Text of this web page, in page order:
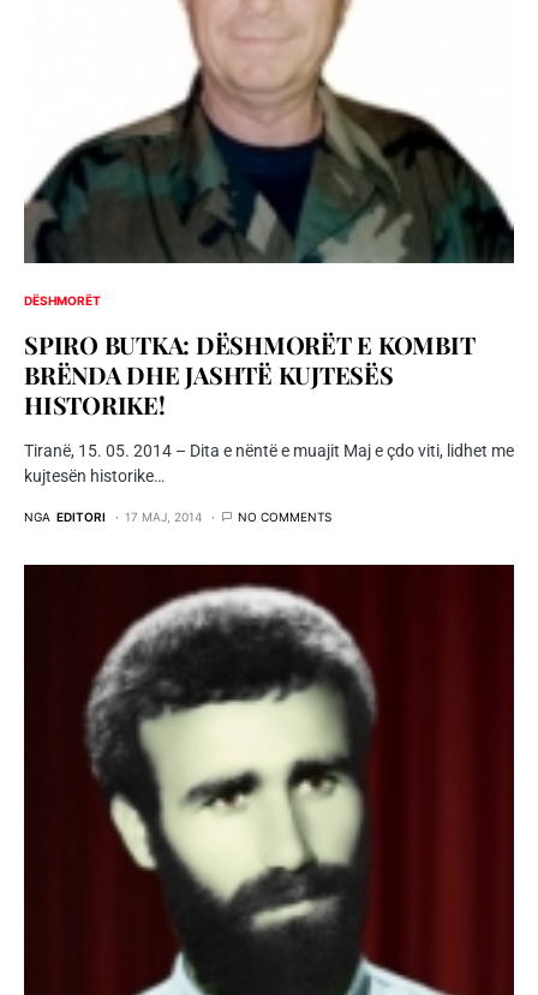
DËSHMORËT
SPIRO BUTKA: DËSHMORËT E KOMBIT
BRËNDA DHE JASHTË KUJTESËS
HISTORIKE!
Tiranë, 15. 05. 2014 – Dita e nëntë e muajit Maj e çdo viti, lidhet me
kujtesën historike…
NGA EDITORI 17 MAJ, 2014 NO COMMENTS